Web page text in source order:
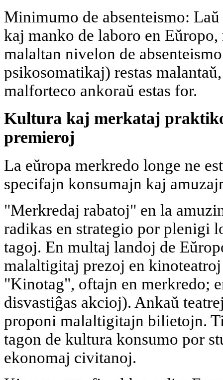
Minimumo de absenteismo:
kaj manko de laboro en
malaltan nivelon de
psikosomatikaj) restas
malforteco ankoraŭ estas for.
Kultura kaj merkataj
premieroj
La eŭropa merkredo longe ne
specifajn konsumajn kaj
"Merkredaj rabatoj" en la
radikas en strategio por plenigi
tagoj. En multaj landoj de
malaltigitaj prezoj en
"Kinotag", oftajn en merkredo;
disvastiĝas akcioj). Ankaŭ
proponi malaltigitajn bilietojn.
tagon de kultura konsumo por
ekonomaj civitanoj.